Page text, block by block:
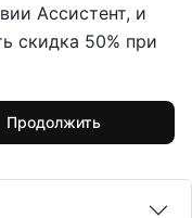
Ассистент, и
скидка 50% при
Продолжить